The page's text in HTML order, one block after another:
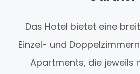
Das Hotel bietet eine
Einzel- und
Apartments, die jeweils